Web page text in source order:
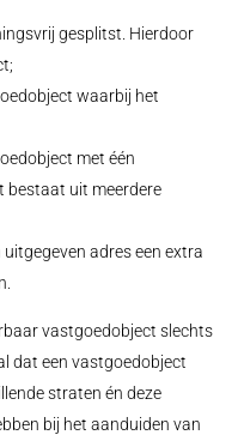
gesplitst. Hierdoor
waarbij het
met één
bestaat uit meerdere
adres een extra
vastgoedobject slechts
dat een vastgoedobject
straten én deze
bij het aanduiden van